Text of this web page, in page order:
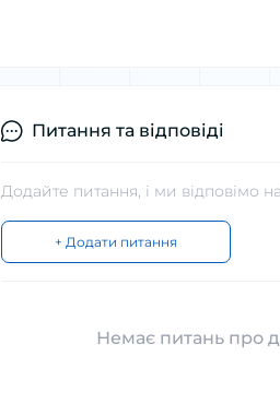
Питання та відповіді
Додайте питання, і ми відповімо
+ Додати питання
Немає питань про